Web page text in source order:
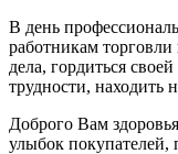
В день
работникам торговли
дела, гордиться
трудности, находить
Доброго Вам
улыбок покупателей,